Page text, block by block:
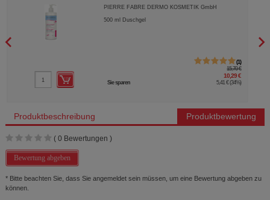
PIERRE FABRE DERMO KOSMETIK GmbH
500ml Duschgel
1
15,70 €
10,29 €
Sie sparen 5,41 € (34%)
Produktbeschreibung Produktbewertung
( 0 Bewertungen )
Bewertung abgeben
* Bitte beachten Sie, dass Sie angemeldet sein müssen, um eine Bewertung abgeben zu
können.